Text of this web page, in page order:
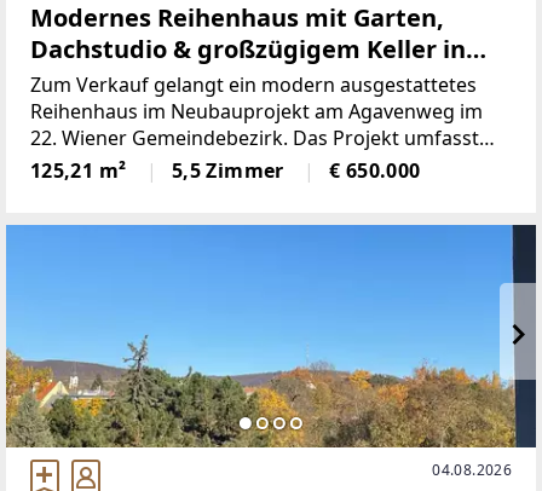
Modernes Reihenhaus mit Garten,
Dachstudio & großzügigem Keller in
ruhiger Lage in Wien 1220!
Zum Verkauf gelangt ein modern ausgestattetes
Reihenhaus im Neubauprojekt am Agavenweg im
22. Wiener Gemeindebezirk. Das Projekt umfasst
insgesamt 15 Häuser und überzeugt durch seine
ruhige Lage sowie zeitgemäße Architektur.Das Haus
125,21 m² 5,5 Zimmer € 650.000
04.08.2026